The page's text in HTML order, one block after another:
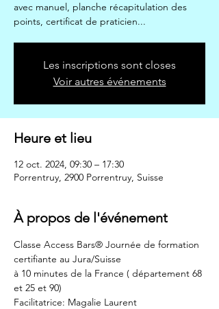
avec manuel, planche récapitulation des
points, certificat de praticien...
Les inscriptions sont closes
Voir autres événements
Heure et lieu
12 oct. 2024, 09:30 – 17:30
Porrentruy, 2900 Porrentruy, Suisse
À propos de l'événement
Classe Access Bars® Journée de formation
certifiante au Jura/Suisse
à 10 minutes de la France ( département 68
et 25 et 90)
Facilitatrice: Magalie Laurent